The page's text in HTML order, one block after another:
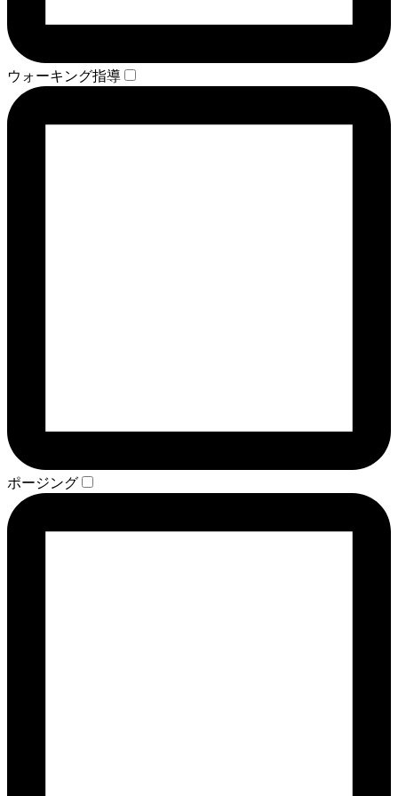
ウォーキング指導
ポージング